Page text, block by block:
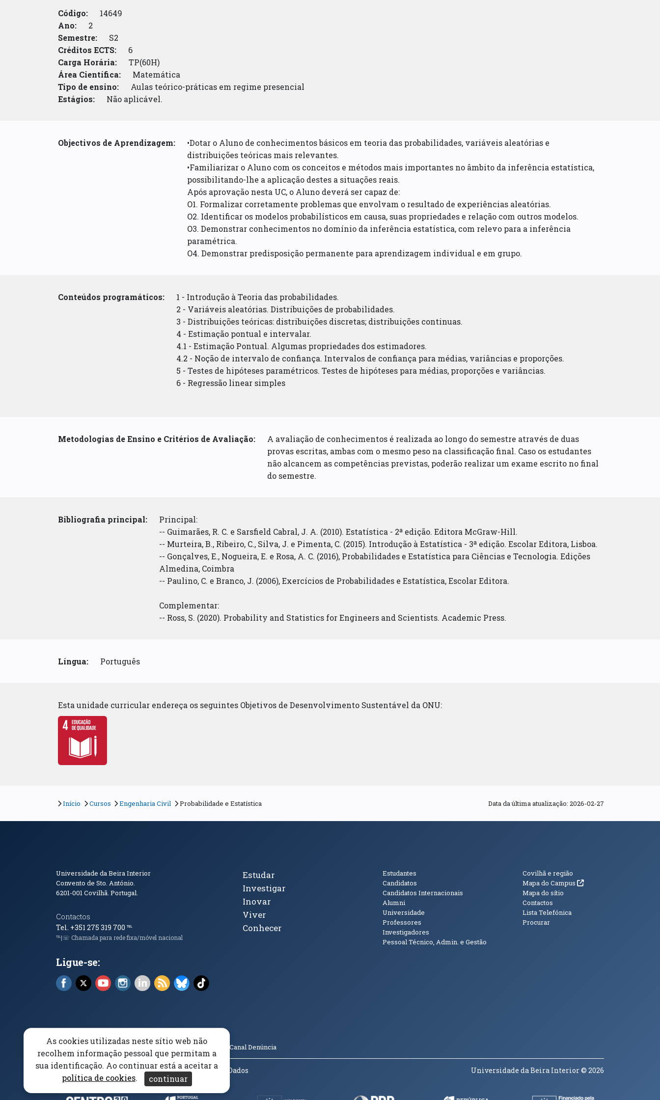
Código:
14649
Ano:
2
Semestre:
S2
Créditos ECTS:
6
Carga Horária:
TP(60H)
Área Científica:
Matemática
Tipo de ensino:
Aulas teórico-práticas em regime presencial
Estágios:
Não aplicável.
Objectivos de Aprendizagem:
•Dotar o Aluno de conhecimentos básicos em teoria das probabilidades, variáveis aleatórias e
distribuições teóricas mais relevantes.
•Familiarizar o Aluno com os conceitos e métodos mais importantes no âmbito da inferência estatística,
possibilitando-lhe a aplicação destes a situações reais.
Após aprovação nesta UC, o Aluno deverá ser capaz de:
O1. Formalizar corretamente problemas que envolvam o resultado de experiências aleatórias.
O2. Identificar os modelos probabilísticos em causa, suas propriedades e relação com outros modelos.
O3. Demonstrar conhecimentos no domínio da inferência estatística, com relevo para a inferência
paramétrica.
O4. Demonstrar predisposição permanente para aprendizagem individual e em grupo.
Conteúdos programáticos:
1 - Introdução à Teoria das probabilidades.
2 - Variáveis aleatórias. Distribuições de probabilidades.
3 - Distribuições teóricas: distribuições discretas; distribuições continuas.
4 - Estimação pontual e intervalar.
4.1 - Estimação Pontual. Algumas propriedades dos estimadores.
4.2 - Noção de intervalo de confiança. Intervalos de confiança para médias, variâncias e proporções.
5 - Testes de hipóteses paramétricos. Testes de hipóteses para médias, proporções e variâncias.
6 - Regressão linear simples
Metodologias de Ensino e Critérios de Avaliação:
A avaliação de conhecimentos é realizada ao longo do semestre através de duas
provas escritas, ambas com o mesmo peso na classificação final. Caso os estudantes
não alcancem as competências previstas, poderão realizar um exame escrito no final
do semestre.
Bibliografia principal:
Principal:
-- Guimarães, R. C. e Sarsfield Cabral, J. A. (2010). Estatística - 2ª edição. Editora McGraw-Hill.
-- Murteira, B., Ribeiro, C., Silva, J. e Pimenta, C. (2015). Introdução à Estatística - 3ª edição. Escolar Editora, Lisboa.
-- Gonçalves, E., Nogueira, E. e Rosa, A. C. (2016), Probabilidades e Estatística para Ciências e Tecnologia. Edições
Almedina, Coimbra
-- Paulino, C. e Branco, J. (2006), Exercícios de Probabilidades e Estatística, Escolar Editora.
Complementar:
-- Ross, S. (2020). Probability and Statistics for Engineers and Scientists. Academic Press.
Língua: Português
Esta unidade curricular endereça os seguintes Objetivos de Desenvolvimento Sustentável da ONU:
Início Cursos Engenharia Civil Probabilidade e Estatística Data da última atualização: 2026-02-27
Informações de Contacto
Universidade da Beira Interior
Convento de Sto. António.
6201-001Covilhã. Portugal.
Contactos
Tel. +351 275 319 700 ℡
℡|☏ Chamada para rede fixa/móvel nacional
Ligue-se:
Facebook (abre em nova janela)
X (abre em nova janela)
YouTube (abre em nova janela)
Instagram (abre em nova janela)
LinkedIn (abre em nova janela)
RSS (abre em nova janela)
Bluesky (abre em nova janela)
TikTok (abre em nova janela)
Tópicos Principais
Estudar
Investigar
Inovar
Viver
Conhecer
Públicos
Estudantes
Candidatos
Candidatos Internacionais
Alumni
Universidade
Professores
Investigadores
Pessoal Técnico, Admin. e Gestão
Informações
Covilhã e região
Mapa do Campus (abre em nova janela)
Mapa do sítio
Contactos
Lista Telefónica
Procurar
(abre em nova janela)
Canal Denúncia
Acessibilidade Aviso/Privacidade Proteção de Dados Universidade da Beira Interior© 2026
As cookies utilizadas neste sítio web não
recolhem informação pessoal que permitam a
sua identificação. Ao continuar está a aceitar a
política de cookies. continuar